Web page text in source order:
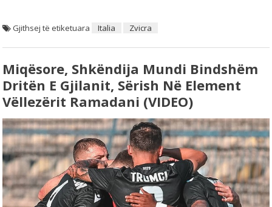
Gjithsej të etiketuara Italia Zvicra
Miqësore, Shkëndija Mundi Bindshëm
Dritën E Gjilanit, Sërish Në Element
Vëllezërit Ramadani (VIDEO)